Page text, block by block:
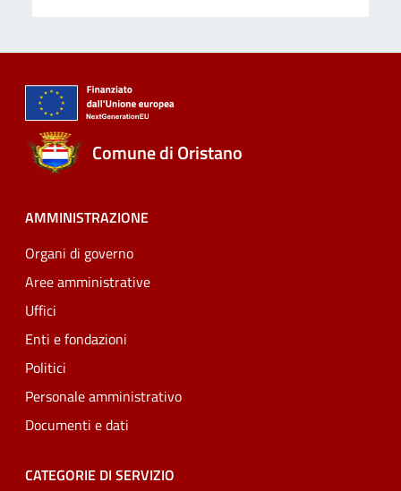
Comune di Oristano
AMMINISTRAZIONE
Organi di governo
Aree amministrative
Uffici
Enti e fondazioni
Politici
Personale amministrativo
Documenti e dati
CATEGORIE DI SERVIZIO